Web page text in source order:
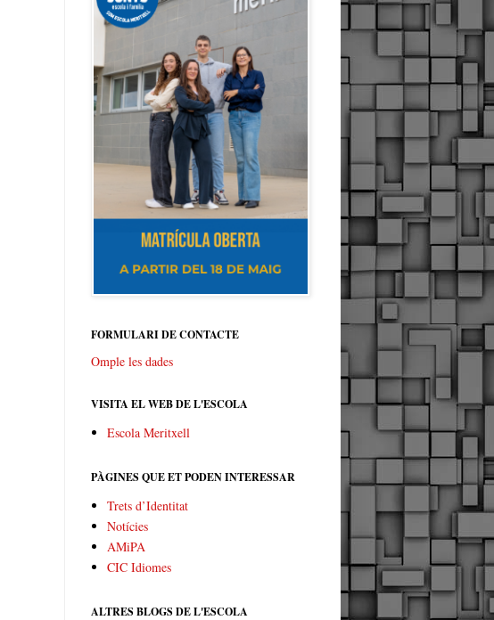
FORMULARI DE CONTACTE
Omple les dades
VISITA EL WEB DE L'ESCOLA
Escola Meritxell
PÀGINES QUE ET PODEN INTERESSAR
Trets d’Identitat
Notícies
AMiPA
CIC Idiomes
ALTRES BLOGS DE L'ESCOLA